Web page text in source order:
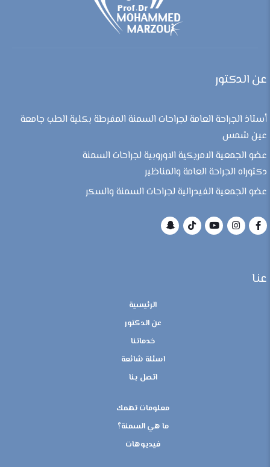
عن الدكتور
أستاذ الجراحة العامة لجراحات السمنة المفرطة بكلية الطب جامعة
عين شمس
عضو الجمعية الامريكية الاوروبية لجراحات السمنة
دكتوراه الجراحة العامة والمناظير
عضو الجمعية الفيدرالية لجراحات السمنة والسكر
عنا
الرئيسية
عن الدكتور
خدماتنا
اسئلة شائعة
اتصل بنا
معلومات تهمك
ما هي السمنة؟
فيديوهات